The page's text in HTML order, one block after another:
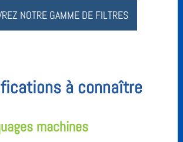
NOTRE GAMME DE FILTRES
à connaître
machines